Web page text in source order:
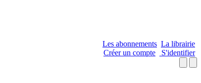
Les abonnements La librairie
Créer un compte
S'identifier